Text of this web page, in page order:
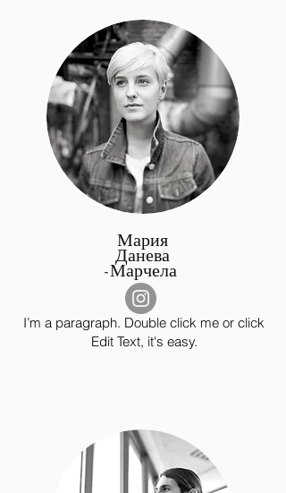
Мария
Данева
-Марчела
I’m a paragraph. Double click me or click
Edit Text, it's easy.